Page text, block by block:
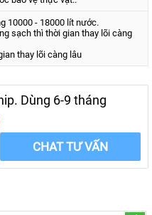
ứng với 3 cốc lọc
10000 - 18000 lít nước.
sạch thì thời gian thay lõi càng
thay lõi càng lâu
Dùng 6-9 tháng
CHAT TƯ VẤN